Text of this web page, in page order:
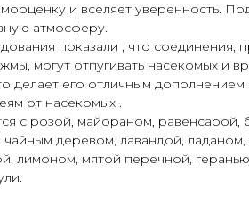
и вселяет уверенность.
атмосферу.
показали , что соединения,
могут отпугивать насекомых и
делает его отличным дополнением
от насекомых .
с розой, майораном, равенсарой,
чайным деревом, лавандой,
лимоном, мятой перечной,